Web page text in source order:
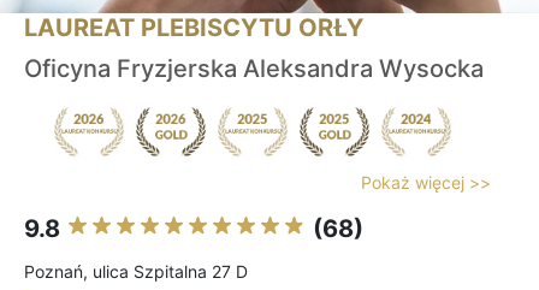
LAUREAT PLEBISCYTU ORŁY
Oficyna Fryzjerska Aleksandra Wysocka
Pokaż więcej >>
9.8 (68)
Poznań, ulica Szpitalna 27 D